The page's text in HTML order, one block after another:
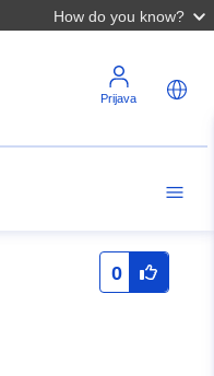
How do you know?
Prijava
0